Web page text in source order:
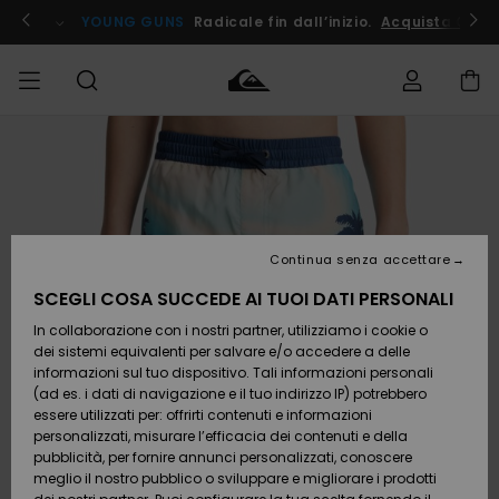
informazioni
prodotto
! YOUNG GUNS Radicale fin dall’inizio. Acquista Ora
Abbigliamento
Accessori
Calzature
e
infradito
Surf /
Acqua
Abbigliamento
Accessori
Calzature
e
infradito
Surf /
Acqua
Shop
Nuovi
Da
Scoprire
Snow
SURF
Surf Shop
Highlights
Comunità
SNOW
Snow
Shop
Snow
Shop
Donna
OUTLET
Outlet
Outlet
Donna
ordine
Pagamento
Buono regalo
Quiksilver
Freedom
SCEGLI COSA SUCCEDE AI TUOI DATI PERSONALI
In collaborazione con i nostri partner, utilizziamo i cookie o
dei sistemi equivalenti per salvare e/o accedere a delle
informazioni sul tuo dispositivo. Tali informazioni personali
(ad es. i dati di navigazione e il tuo indirizzo IP) potrebbero
essere utilizzati per: offrirti contenuti e informazioni
personalizzati, misurare l’efficacia dei contenuti e della
pubblicità, per fornire annunci personalizzati, conoscere
meglio il nostro pubblico o sviluppare e migliorare i prodotti
Continua senza accettare